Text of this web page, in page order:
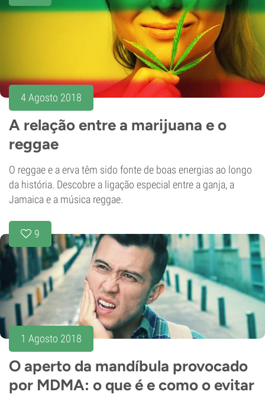
4 Agosto 2018
A relação entre a marijuana e o
reggae
O reggae e a erva têm sido fonte de boas energias ao longo
da história. Descobre a ligação especial entre a ganja, a
Jamaica e a música reggae.
9
1 Agosto 2018
O aperto da mandíbula provocado
por MDMA: o que é e como o evitar